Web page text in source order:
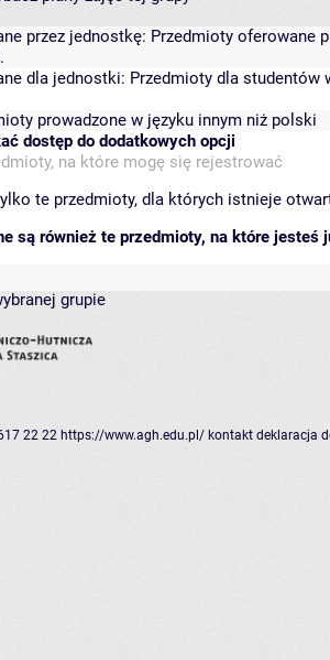
przez jednostkę: Przedmioty oferowane
dla jednostki: Przedmioty dla studentów
prowadzone w języku innym niż polski
dostęp do dodatkowych opcji
na które mogę się rejestrować
te przedmioty, dla których istnieje
są również te przedmioty, na które jesteś
grupie
22 22 https://www.agh.edu.pl/ kontakt deklaracja